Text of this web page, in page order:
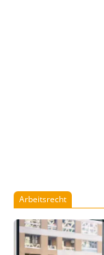
Arbeitsrecht